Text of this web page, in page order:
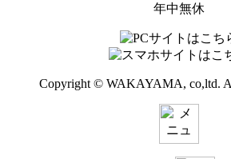
年中無休
Copyright © WAKAYAMA, co,ltd.